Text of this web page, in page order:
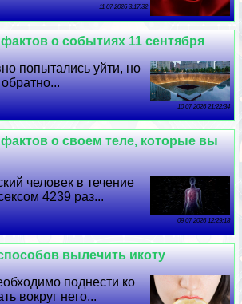
11 07 2026 3:17:32
о событиях 11 сентября
попытались уйти, но
10 07 2026 21:22:34
о своем теле, которые вы
человек в течение
4239 раз...
09 07 2026 12:29:18
вылечить икоту
поднести ко
вокруг него...